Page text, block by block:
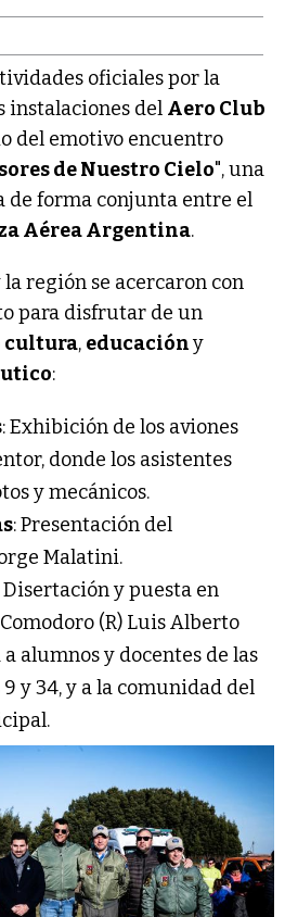
oficiales por la
instalaciones del Aero Club
del emotivo encuentro
de Nuestro Cielo", una
forma conjunta entre el
Aérea Argentina.
región se acercaron con
para disfrutar de un
cultura, educacióny
:
: Exhibición de los aviones
donde los asistentes
y mecánicos.
: Presentación del
Malatini.
y puesta en
(R) Luis Alberto
alumnos y docentes de las
y 34, y a la comunidad del